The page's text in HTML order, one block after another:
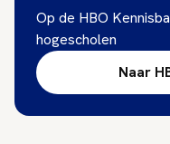
Op de HBO
hogescholen
Naar